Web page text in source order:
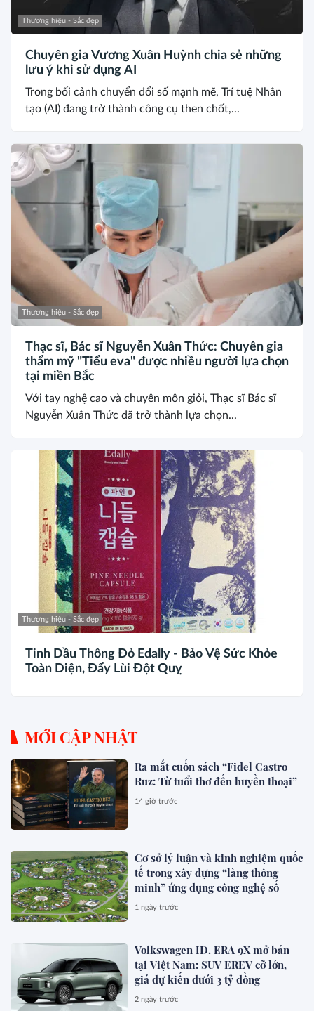
Thương hiệu - Sắc đẹp
Chuyên gia Vương Xuân Huỳnh chia sẻ những
lưu ý khi sử dụng AI
Trong bối cảnh chuyển đổi số mạnh mẽ, Trí tuệ Nhân
tạo (AI) đang trở thành công cụ then chốt,...
Thương hiệu - Sắc đẹp
Thạc sĩ, Bác sĩ Nguyễn Xuân Thức: Chuyên gia
thẩm mỹ "Tiểu eva" được nhiều người lựa chọn
tại miền Bắc
Với tay nghệ cao và chuyên môn giỏi, Thạc sĩ Bác sĩ
Nguyễn Xuân Thức đã trở thành lựa chọn...
Thương hiệu - Sắc đẹp
Tinh Dầu Thông Đỏ Edally - Bảo Vệ Sức Khỏe
Toàn Diện, Đẩy Lùi Đột Quỵ
MỚI CẬP NHẬT
Ra mắt cuốn sách “Fidel Castro
Ruz: Từ tuổi thơ đến huyền thoại”
14 giờ trước
Cơ sở lý luận và kinh nghiệm quốc
tế trong xây dựng “làng thông
minh” ứng dụng công nghệ số
1 ngày trước
Volkswagen ID. ERA 9X mở bán
tại Việt Nam: SUV EREV cỡ lớn,
giá dự kiến dưới 3 tỷ đồng
2 ngày trước